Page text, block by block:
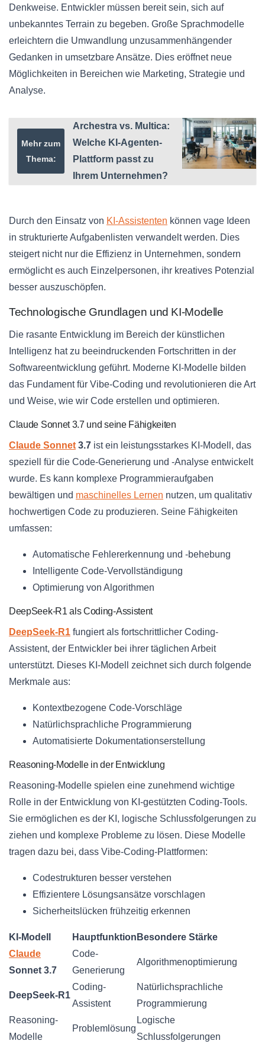
Denkweise. Entwickler müssen bereit sein, sich auf
unbekanntes Terrain zu begeben. Große Sprachmodelle
erleichtern die Umwandlung unzusammenhängender
Gedanken in umsetzbare Ansätze. Dies eröffnet neue
Möglichkeiten in Bereichen wie Marketing, Strategie und
Analyse.
Mehr zum
Thema:
Archestra vs. Multica:
Welche KI-Agenten-
Plattform passt zu
Ihrem Unternehmen?
Durch den Einsatz von KI-Assistenten können vage Ideen
in strukturierte Aufgabenlisten verwandelt werden. Dies
steigert nicht nur die Effizienz in Unternehmen, sondern
ermöglicht es auch Einzelpersonen, ihr kreatives Potenzial
besser auszuschöpfen.
Technologische Grundlagen und KI-Modelle
Die rasante Entwicklung im Bereich der künstlichen
Intelligenz hat zu beeindruckenden Fortschritten in der
Softwareentwicklung geführt. Moderne KI-Modelle bilden
das Fundament für Vibe-Coding und revolutionieren die Art
und Weise, wie wir Code erstellen und optimieren.
Claude Sonnet 3.7 und seine Fähigkeiten
Claude Sonnet 3.7 ist ein leistungsstarkes KI-Modell, das
speziell für die Code-Generierung und -Analyse entwickelt
wurde. Es kann komplexe Programmieraufgaben
bewältigen und maschinelles Lernen nutzen, um qualitativ
hochwertigen Code zu produzieren. Seine Fähigkeiten
umfassen:
Automatische Fehlererkennung und -behebung
Intelligente Code-Vervollständigung
Optimierung von Algorithmen
DeepSeek-R1 als Coding-Assistent
DeepSeek-R1 fungiert als fortschrittlicher Coding-
Assistent, der Entwickler bei ihrer täglichen Arbeit
unterstützt. Dieses KI-Modell zeichnet sich durch folgende
Merkmale aus:
Kontextbezogene Code-Vorschläge
Natürlichsprachliche Programmierung
Automatisierte Dokumentationserstellung
Reasoning-Modelle in der Entwicklung
Reasoning-Modelle spielen eine zunehmend wichtige
Rolle in der Entwicklung von KI-gestützten Coding-Tools.
Sie ermöglichen es der KI, logische Schlussfolgerungen zu
ziehen und komplexe Probleme zu lösen. Diese Modelle
tragen dazu bei, dass Vibe-Coding-Plattformen:
Codestrukturen besser verstehen
Effizientere Lösungsansätze vorschlagen
Sicherheitslücken frühzeitig erkennen
KI-Modell Hauptfunktion Besondere Stärke
Claude
Sonnet 3.7
Code-
Generierung
Algorithmenoptimierung
DeepSeek-R1
Coding-
Assistent
Natürlichsprachliche
Programmierung
Reasoning-
Modelle
Problemlösung
Logische
Schlussfolgerungen